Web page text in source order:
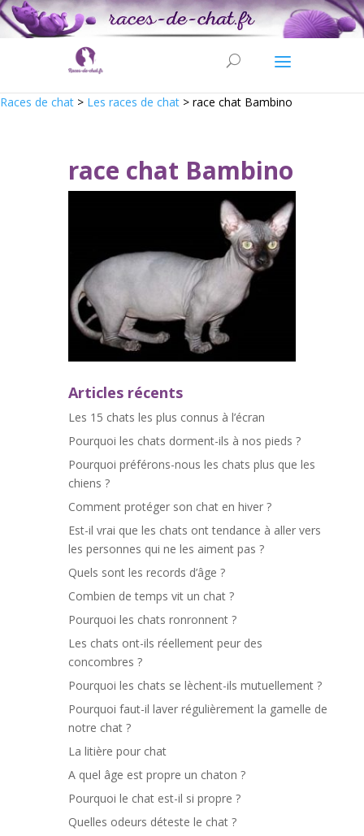
Races de chat > Les races de chat > race chat Bambino
race chat Bambino
Articles récents
Les 15 chats les plus connus à l’écran
Pourquoi les chats dorment-ils à nos pieds ?
Pourquoi préférons-nous les chats plus que les
chiens ?
Comment protéger son chat en hiver ?
Est-il vrai que les chats ont tendance à aller vers
les personnes qui ne les aiment pas ?
Quels sont les records d’âge ?
Combien de temps vit un chat ?
Pourquoi les chats ronronnent ?
Les chats ont-ils réellement peur des
concombres ?
Pourquoi les chats se lèchent-ils mutuellement ?
Pourquoi faut-il laver régulièrement la gamelle de
notre chat ?
La litière pour chat
A quel âge est propre un chaton ?
Pourquoi le chat est-il si propre ?
Quelles odeurs déteste le chat ?